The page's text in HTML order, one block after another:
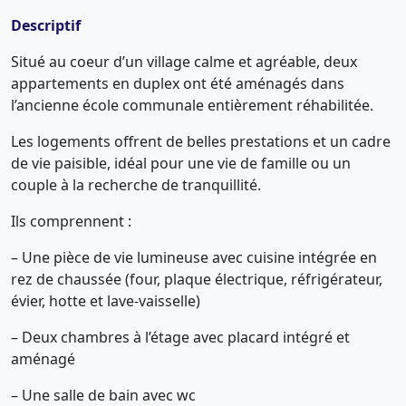
Descriptif
Situé au coeur d’un village calme et agréable, deux
appartements en duplex ont été aménagés dans
l’ancienne école communale entièrement réhabilitée.
Les logements offrent de belles prestations et un cadre
de vie paisible, idéal pour une vie de famille ou un
couple à la recherche de tranquillité.
Ils comprennent :
– Une pièce de vie lumineuse avec cuisine intégrée en
rez de chaussée (four, plaque électrique, réfrigérateur,
évier, hotte et lave-vaisselle)
– Deux chambres à l’étage avec placard intégré et
aménagé
– Une salle de bain avec wc